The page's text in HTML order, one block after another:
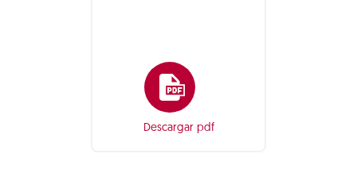
Descargar pdf